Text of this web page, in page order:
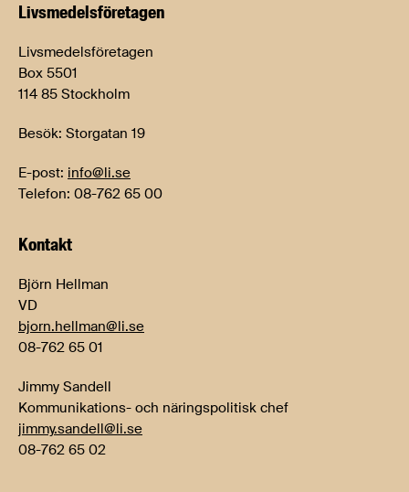
Livsmedels­företagen
Livsmedelsföretagen
Box 5501
114 85 Stockholm
Besök: Storgatan 19
E-post: info@li.se
Telefon: 08-762 65 00
Kontakt
Björn Hellman
VD
bjorn.hellman@li.se
08-762 65 01
Jimmy Sandell
Kommunikations- och näringspolitisk chef
jimmy.sandell@li.se
08-762 65 02